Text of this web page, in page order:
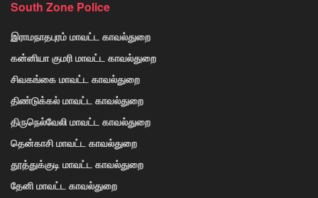
South Zone Police
இராமநாதபுரம் மாவட்ட காவல்துறை
கன்னியா குமரி மாவட்ட காவல்துறை
சிவகங்கை மாவட்ட காவல்துறை
திண்டுக்கல் மாவட்ட காவல்துறை
திருநெல்வேலி மாவட்ட காவல்துறை
தென்காசி மாவட்ட காவல்துறை
தூத்துக்குடி மாவட்ட காவல்துறை
தேனி மாவட்ட காவல்துறை